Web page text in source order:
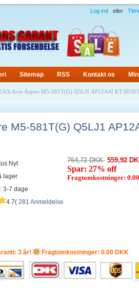
Log ind eller
Sitemap RSS Kontakt os
Acer Aspire M5-581T(G) Q5LJ1 AP12A4I
M5-581T(G) Q5LJ1
lager
3-7 dage
4.7( 281 Anmeldelse
764,72 DKK 559,92
Spar: 27% off
Fragtomkostninger:
3 år! Fragtomkostninger: 0.00 DKK